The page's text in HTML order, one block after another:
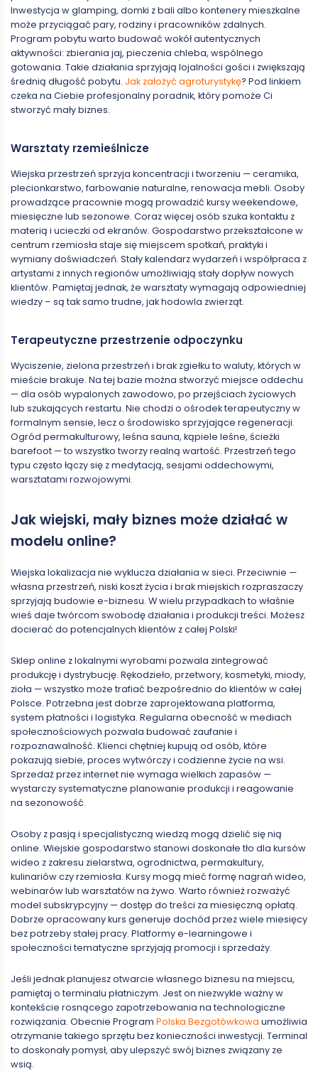
Inwestycja w glamping, domki z bali albo kontenery mieszkalne
może przyciągać pary, rodziny i pracowników zdalnych.
Program pobytu warto budować wokół autentycznych
aktywności: zbierania jaj, pieczenia chleba, wspólnego
gotowania. Takie działania sprzyjają lojalności gości i zwiększają
średnią długość pobytu. Jak założyć agroturystykę? Pod linkiem
czeka na Ciebie profesjonalny poradnik, który pomoże Ci
stworzyć mały biznes.
Warsztaty rzemieślnicze
Wiejska przestrzeń sprzyja koncentracji i tworzeniu — ceramika,
plecionkarstwo, farbowanie naturalne, renowacja mebli. Osoby
prowadzące pracownie mogą prowadzić kursy weekendowe,
miesięczne lub sezonowe. Coraz więcej osób szuka kontaktu z
materią i ucieczki od ekranów. Gospodarstwo przekształcone w
centrum rzemiosła staje się miejscem spotkań, praktyki i
wymiany doświadczeń. Stały kalendarz wydarzeń i współpraca z
artystami z innych regionów umożliwiają stały dopływ nowych
klientów. Pamiętaj jednak, że warsztaty wymagają odpowiedniej
wiedzy – są tak samo trudne, jak hodowla zwierząt.
Terapeutyczne przestrzenie odpoczynku
Wyciszenie, zielona przestrzeń i brak zgiełku to waluty, których w
mieście brakuje. Na tej bazie można stworzyć miejsce oddechu
— dla osób wypalonych zawodowo, po przejściach życiowych
lub szukających restartu. Nie chodzi o ośrodek terapeutyczny w
formalnym sensie, lecz o środowisko sprzyjające regeneracji.
Ogród permakulturowy, leśna sauna, kąpiele leśne, ścieżki
barefoot — to wszystko tworzy realną wartość. Przestrzeń tego
typu często łączy się z medytacją, sesjami oddechowymi,
warsztatami rozwojowymi.
Jak wiejski, mały biznes może działać w
modelu online?
Wiejska lokalizacja nie wyklucza działania w sieci. Przeciwnie —
własna przestrzeń, niski koszt życia i brak miejskich rozpraszaczy
sprzyjają budowie e-biznesu. W wielu przypadkach to właśnie
wieś daje twórcom swobodę działania i produkcji treści. Możesz
docierać do potencjalnych klientów z całej Polski!
Sklep online z lokalnymi wyrobami pozwala zintegrować
produkcję i dystrybucję. Rękodzieło, przetwory, kosmetyki, miody,
zioła — wszystko może trafiać bezpośrednio do klientów w całej
Polsce. Potrzebna jest dobrze zaprojektowana platforma,
system płatności i logistyka. Regularna obecność w mediach
społecznościowych pozwala budować zaufanie i
rozpoznawalność. Klienci chętniej kupują od osób, które
pokazują siebie, proces wytwórczy i codzienne życie na wsi.
Sprzedaż przez internet nie wymaga wielkich zapasów —
wystarczy systematyczne planowanie produkcji i reagowanie
na sezonowość.
Osoby z pasją i specjalistyczną wiedzą mogą dzielić się nią
online. Wiejskie gospodarstwo stanowi doskonałe tło dla kursów
wideo z zakresu zielarstwa, ogrodnictwa, permakultury,
kulinariów czy rzemiosła. Kursy mogą mieć formę nagrań wideo,
webinarów lub warsztatów na żywo. Warto również rozważyć
model subskrypcyjny — dostęp do treści za miesięczną opłatą.
Dobrze opracowany kurs generuje dochód przez wiele miesięcy
bez potrzeby stałej pracy. Platformy e-learningowe i
społeczności tematyczne sprzyjają promocji i sprzedaży.
Jeśli jednak planujesz otwarcie własnego biznesu na miejscu,
pamiętaj o terminalu płatniczym. Jest on niezwykle ważny w
kontekście rosnącego zapotrzebowania na technologiczne
rozwiązania. Obecnie Program Polska Bezgotówkowa umożliwia
otrzymanie takiego sprzętu bez konieczności inwestycji. Terminal
to doskonały pomysł, aby ulepszyć swój biznes związany ze
wsią.